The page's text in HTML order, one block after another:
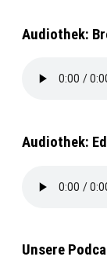
Audiothek:
Audiothek:
Unsere